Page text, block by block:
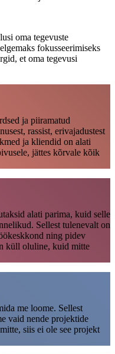
oma tegevuste
fokusseerimiseks
et oma tegevusi
ja piiramatud
rassist, erivajadustest
ja kliendid on alati
jättes kõrvale kõik
alati parima, kuid selle
Sellest tulenevalt on
ning pidev
küll oluline, kuid mitte
me loome. Sellest
vaid nende projektide
siis ei ole see projekt